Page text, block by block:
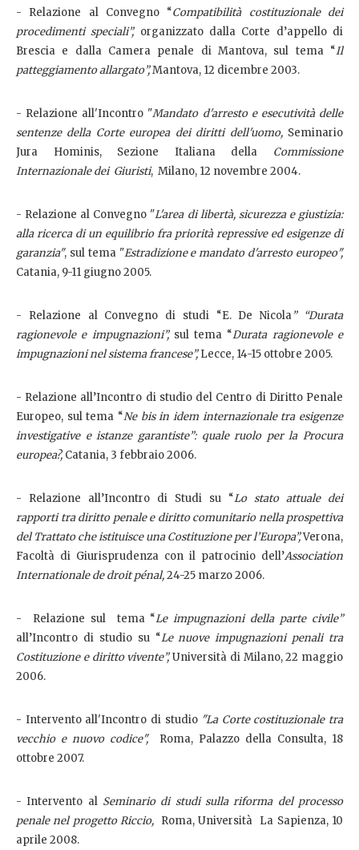
- Relazione al Convegno “Compatibilità costituzionale dei
procedimenti speciali”,organizzato dalla Corte d’appello di
Brescia e dalla Camera penale di Mantova, sul tema “Il
patteggiamento allargato”,Mantova, 12 dicembre 2003.
- Relazione all'Incontro "Mandato d'arresto e esecutività delle
sentenze della Corte europea dei diritti dell'uomo, Seminario
Jura Hominis, Sezione Italiana della Commissione
Internazionale dei Giuristi, Milano, 12 novembre 2004.
- Relazione al Convegno "L'area di libertà, sicurezza e giustizia:
alla ricerca di un equilibrio fra priorità repressive ed esigenze di
garanzia", sul tema "Estradizione e mandato d'arresto europeo",
Catania, 9-11 giugno 2005.
- Relazione al Convegno di studi “E. De Nicola” “Durata
ragionevole e impugnazioni”,sul tema “Durata ragionevole e
impugnazioni nel sistema francese”,Lecce, 14-15 ottobre 2005.
- Relazione all’Incontro di studio del Centro di Diritto Penale
Europeo, sul tema “Ne bis in idem internazionale tra esigenze
investigative e istanze garantiste”: quale ruolo per la Procura
europea?, Catania, 3 febbraio 2006.
- Relazione all’Incontro di Studi su “Lo stato attuale dei
rapporti tra diritto penale e diritto comunitario nella prospettiva
del Trattato che istituisce una Costituzione per l’Europa”,Verona,
Facoltà di Giurisprudenza con il patrocinio dell’Association
Internationale de droit pénal,24-25 marzo 2006.
- Relazione sul tema “Le impugnazioni della parte civile”
all’Incontro di studio su “Le nuove impugnazioni penali tra
Costituzione e diritto vivente”,Università di Milano, 22 maggio
2006.
- Intervento all'Incontro di studio "La Corte costituzionale tra
vecchio e nuovo codice",
Roma, Palazzo della Consulta, 18
ottobre 2007.
- Intervento al Seminario di studi sulla riforma del processo
penale nel progetto Riccio, Roma, Università La Sapienza, 10
aprile 2008.